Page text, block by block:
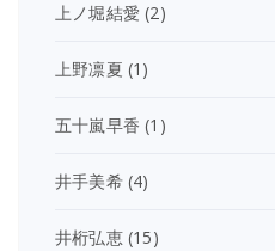
上ノ堀結愛 (2)
上野凛夏 (1)
五十嵐早香 (1)
井手美希(4)
井桁弘恵(15)